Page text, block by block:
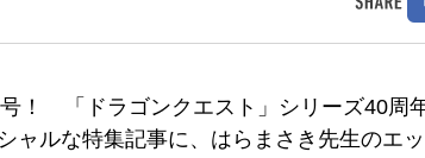
！ 「ドラゴンクエスト」シリーズ40周
ャルな特集記事に、はらまさき先生のエ